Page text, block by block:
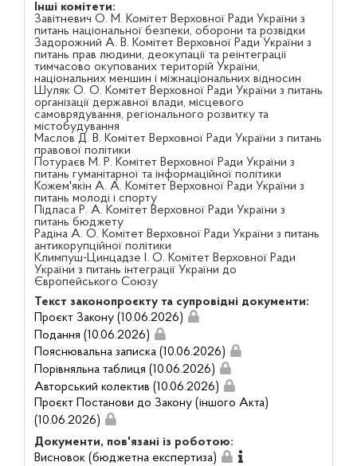
Інші комітети:
Завітневич О. М. Комітет Верховної Ради України з
питань національної безпеки, оборони та розвідки
Задорожний А. В. Комітет Верховної Ради України з
питань прав людини, деокупації та реінтеграції
тимчасово окупованих територій України,
національних меншин і міжнаціональних відносин
Шуляк О. О. Комітет Верховної Ради України з питань
організації державної влади, місцевого
самоврядування, регіонального розвитку та
містобудування
Маслов Д. В. Комітет Верховної Ради України з питань
правової політики
Потураєв М. Р. Комітет Верховної Ради України з
питань гуманітарної та інформаційної політики
Кожем'якін А. А. Комітет Верховної Ради України з
питань молоді і спорту
Підласа Р. А. Комітет Верховної Ради України з
питань бюджету
Радіна А. О. Комітет Верховної Ради України з питань
антикорупційної політики
Климпуш-Цинцадзе І. О. Комітет Верховної Ради
України з питань інтеграції України до
Європейського Союзу
Текст законопроєкту та супровідні документи:
Проєкт Закону (10.06.2026)
Подання (10.06.2026)
Пояснювальна записка (10.06.2026)
Порівняльна таблиця (10.06.2026)
Авторський колектив (10.06.2026)
Проєкт Постанови до Закону (іншого Акта)
(10.06.2026)
Документи, пов'язані із роботою:
Висновок (бюджетна експертиза)